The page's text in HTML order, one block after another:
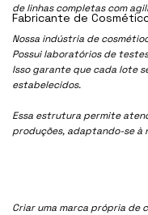
de linhas completas com
Nossa indústria de
Possui laboratórios de
Isso garante que cada lote
estabelecidos.
Essa estrutura permite
produções, adaptando-se à
Criar uma marca própria de
Fabricante de